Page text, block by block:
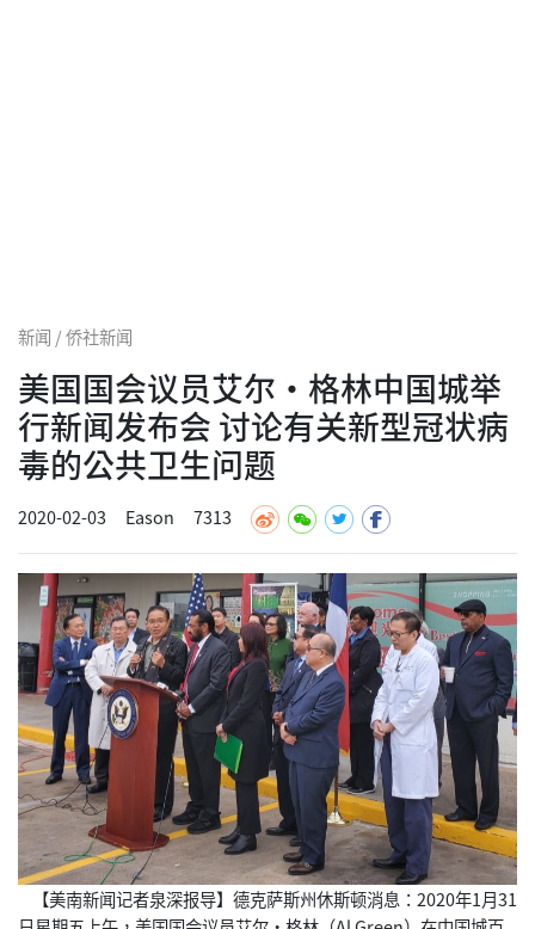
新闻 / 侨社新闻
美国国会议员艾尔·格林中国城举
行新闻发布会 讨论有关新型冠状病
毒的公共卫生问题
2020-02-03 Eason 7313
【美南新闻记者泉深报导】德克萨斯州休斯顿消息：2020年1月31